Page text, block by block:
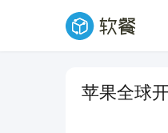
苹果全球